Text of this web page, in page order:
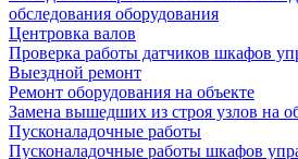
обследования оборудования
Центровка валов
Проверка работы датчиков шкафов
Выездной ремонт
Ремонт оборудования на объекте
Замена вышедших из строя узлов на
Пусконаладочные работы
Пусконаладочные работы шкафов